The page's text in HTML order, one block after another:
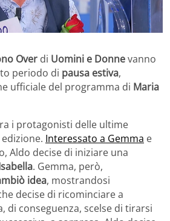
Over di Uomini e Donnevanno
periodo di pausa estiva,
ufficiale del programma di Maria
i protagonisti delle ultime
Interessato a Gemma e
Aldo decise di iniziare una
. Gemma, però,
idea, mostrandosi
decise di ricominciare a
di conseguenza, scelse di tirarsi